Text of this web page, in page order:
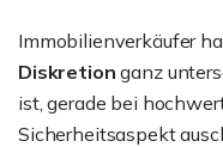
Immobilienverkäufer
Diskretion ganz
ist, gerade bei
Sicherheitsaspekt